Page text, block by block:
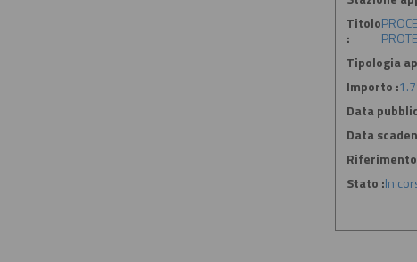
Titolo
:
Tipologia
Importo :
Data
Data
Stato :In